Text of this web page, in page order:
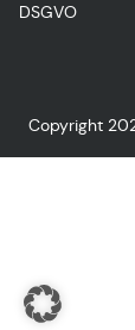
DSGVO
Copyright